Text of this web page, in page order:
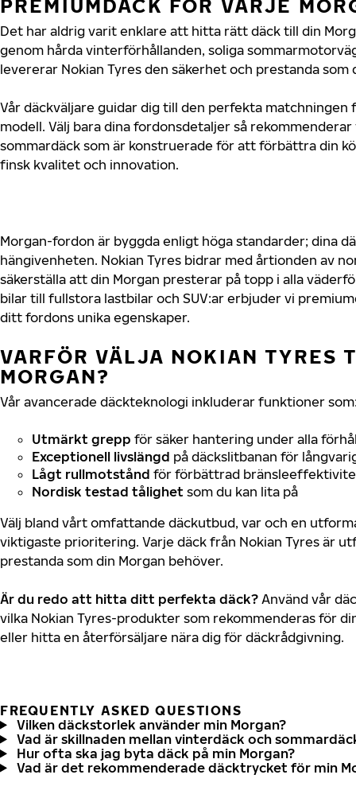
PREMIUMDÄCK FÖR VARJE
Det har aldrig varit enklare att hitta rätt däck till din
genom hårda vinterförhållanden, soliga
levererar Nokian Tyres den säkerhet och prestanda som
Vår däckväljare guidar dig till den perfekta matchningen
modell. Välj bara dina fordonsdetaljer så
sommardäck som är konstruerade för att förbättra din
finsk kvalitet och innovation.
Morgan-fordon är byggda enligt höga standarder; dina
hängivenheten. Nokian Tyres bidrar med årtionden av
säkerställa att din Morgan presterar på topp i alla
bilar till fullstora lastbilar och SUV:ar erbjuder vi
ditt fordons unika egenskaper.
VARFÖR VÄLJA NOKIAN TYRES
MORGAN?
Vår avancerade däckteknologi inkluderar funktioner
Utmärkt grepp för säker hantering under alla
Exceptionell livslängd på däckslitbanan för
Lågt rullmotstånd för förbättrad
Nordisk testad tålighet som du kan lita på
Välj bland vårt omfattande däckutbud, var och en
viktigaste prioritering. Varje däck från Nokian Tyres är
prestanda som din Morgan behöver.
Är du redo att hitta ditt perfekta däck? Använd vår
vilka Nokian Tyres-produkter som rekommenderas för
eller hitta en återförsäljare nära dig för däckrådgivning.
FREQUENTLY ASKED QUESTIONS
Vilken däckstorlek använder min Morgan?
Vad är skillnaden mellan vinterdäck och
Hur ofta ska jag byta däck på min Morgan?
Vad är det rekommenderade däcktrycket för min